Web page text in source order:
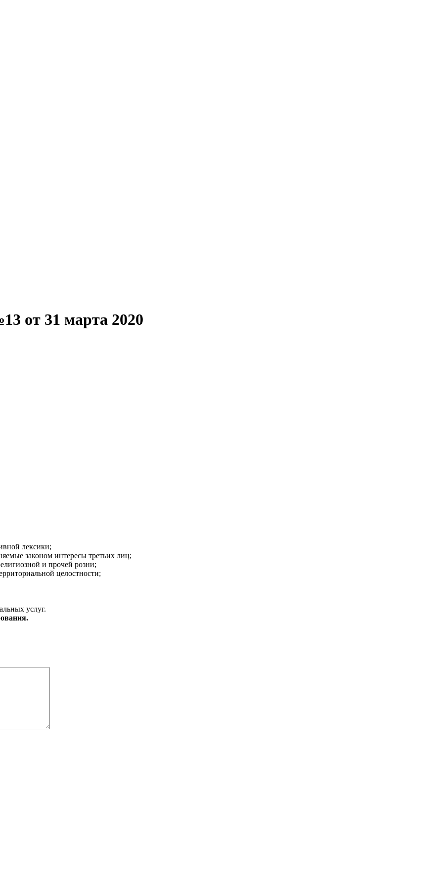
от 31 марта 2020
лексики;
законом интересы третьих лиц;
и прочей розни;
целостности;
услуг.